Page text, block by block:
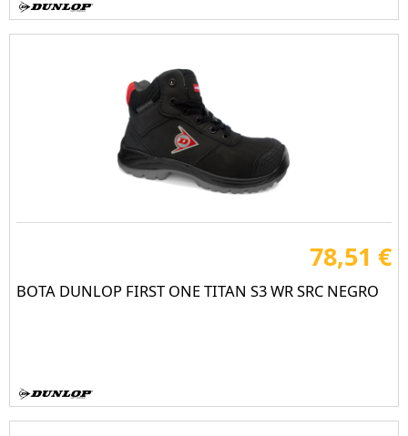
78,51 €
BOTA DUNLOP FIRST ONE TITAN S3 WR SRC NEGRO